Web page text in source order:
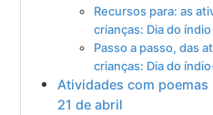
Recursos para: as
crianças: Dia do
Passo a passo, das
crianças: Dia do
Atividades com
21 de abril